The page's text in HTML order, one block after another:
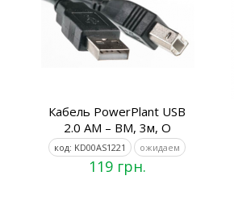
Кабель PowerPlant USB
2.0 AM – BM, 3м, O
код: KD00AS1221 ожидаем
119 грн.